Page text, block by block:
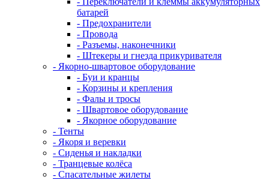
батарей
- Предохранители
- Провода
- Разъемы, наконечники
- Штекеры и гнезда прикуривателя
- Якорно-швартовое оборудование
- Буи и кранцы
- Корзины и крепления
- Фалы и тросы
- Швартовое оборудование
- Якорное оборудование
- Тенты
- Якоря и веревки
- Сиденья и накладки
- Транцевые колёса
- Спасательные жилеты